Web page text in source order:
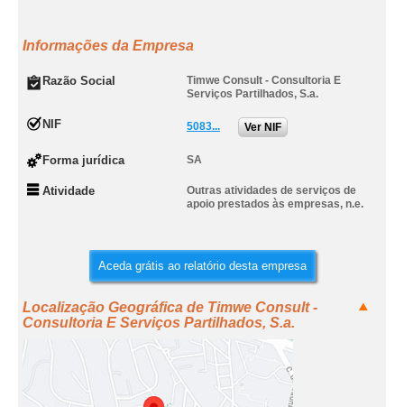
Informações da Empresa
Razão Social
Timwe Consult - Consultoria E
Serviços Partilhados, S.a.
NIF 5083... Ver NIF
Forma jurídica SA
Atividade
Outras atividades de serviços de
apoio prestados às empresas, n.e.
Aceda grátis ao relatório desta empresa
Localização Geográfica de Timwe Consult -
Consultoria E Serviços Partilhados, S.a.